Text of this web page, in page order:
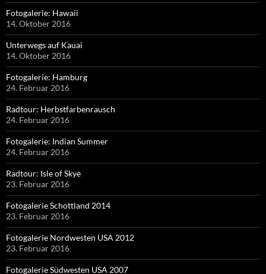
Fotogalerie: Hawaii
14. Oktober 2016
Unterwegs auf Kauai
14. Oktober 2016
Fotogalerie: Hamburg
24. Februar 2016
Radtour: Herbstfarbenrausch
24. Februar 2016
Fotogalerie: Indian Summer
24. Februar 2016
Radtour: Isle of Skye
23. Februar 2016
Fotogalerie Schottland 2014
23. Februar 2016
Fotogalerie Nordwesten USA 2012
23. Februar 2016
Fotogalerie Südwesten USA 2007